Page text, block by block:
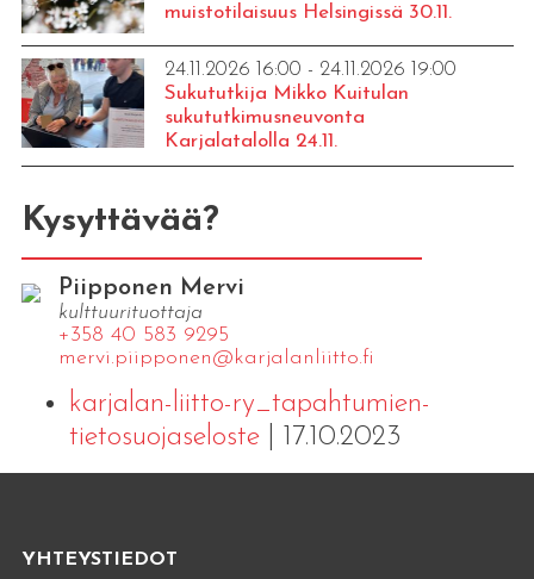
muistotilaisuus Helsingissä 30.11.
24.11.2026 16:00 - 24.11.2026 19:00
Sukututkija Mikko Kuitulan
sukututkimusneuvonta
Karjalatalolla 24.11.
Kysyttävää?
Piipponen Mervi
kulttuurituottaja
+358 40 583 9295
mervi.​piipponen@​kar​jala​nlii​tto.​fi
karjalan-liitto-ry_tapahtumien-
tietosuojaseloste| 17.10.2023
YHTEYSTIEDOT